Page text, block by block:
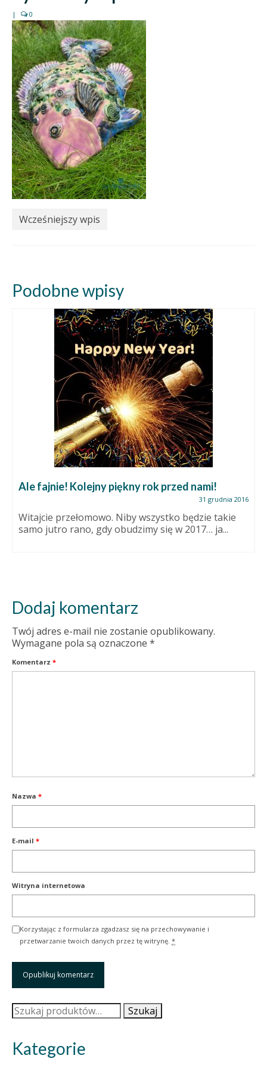
| 0
Wcześniejszy wpis
Podobne wpisy
Ale fajnie! Kolejny piękny rok przed nami!
31 grudnia 2016
Witajcie przełomowo. Niby wszystko będzie takie
samo jutro rano, gdy obudzimy się w 2017… ja...
Dodaj komentarz
Twój adres e-mail nie zostanie opublikowany.
Wymagane pola są oznaczone *
Komentarz *
Nazwa *
E-mail *
Witryna internetowa
Korzystając z formularza zgadzasz się na przechowywanie i
przetwarzanie twoich danych przez tę witrynę. *
Szukaj: Szukaj
Kategorie